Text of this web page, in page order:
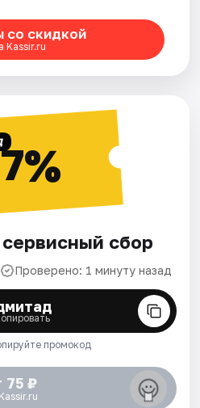
со скидкой
Kassir.ru
сбор
Проверено: 1 минуту назад
промокод
75 ₽